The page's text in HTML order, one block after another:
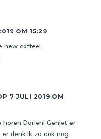
OM 15:29
new coffee!
7 JULI 2019 OM
Dorien! Geniet er
denk ik zo ook nog